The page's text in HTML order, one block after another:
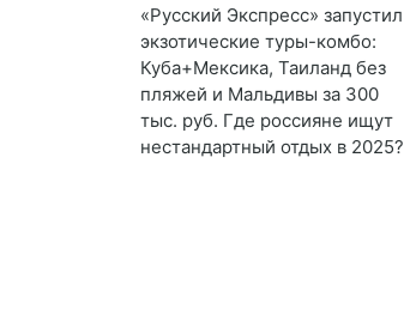
«Русский Экспресс» запустил
экзотические туры-комбо:
Куба+Мексика, Таиланд без
пляжей и Мальдивы за 300
тыс. руб. Где россияне ищут
нестандартный отдых в 2025?